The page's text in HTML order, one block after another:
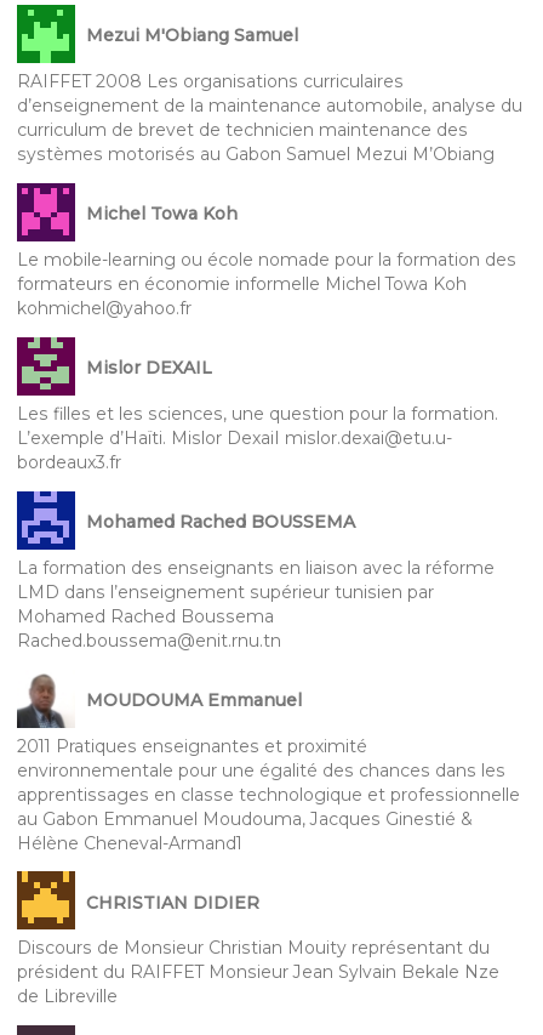
Mezui M'Obiang Samuel
RAIFFET 2008 Les organisations curriculaires
d’enseignement de la maintenance automobile, analyse du
curriculum de brevet de technicien maintenance des
systèmes motorisés au Gabon Samuel Mezui M’Obiang
Michel Towa Koh
Le mobile-learning ou école nomade pour la formation des
formateurs en économie informelle Michel Towa Koh
kohmichel@yahoo.fr
Mislor DEXAIL
Les filles et les sciences, une question pour la formation.
L’exemple d’Haïti. Mislor DexaiI mislor.dexai@etu.u-
bordeaux3.fr
Mohamed Rached BOUSSEMA
La formation des enseignants en liaison avec la réforme
LMD dans l’enseignement supérieur tunisien par
Mohamed Rached Boussema
Rached.boussema@enit.rnu.tn
MOUDOUMA Emmanuel
2011 Pratiques enseignantes et proximité
environnementale pour une égalité des chances dans les
apprentissages en classe technologique et professionnelle
au Gabon Emmanuel Moudouma, Jacques Ginestié &
Hélène Cheneval-Armand1
CHRISTIAN DIDIER
Discours de Monsieur Christian Mouity représentant du
président du RAIFFET Monsieur Jean Sylvain Bekale Nze
de Libreville